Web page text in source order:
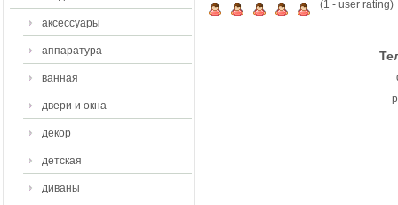
аксессуары
аппаратура
ванная
двери и окна
декор
детская
диваны
(1 - user rating)